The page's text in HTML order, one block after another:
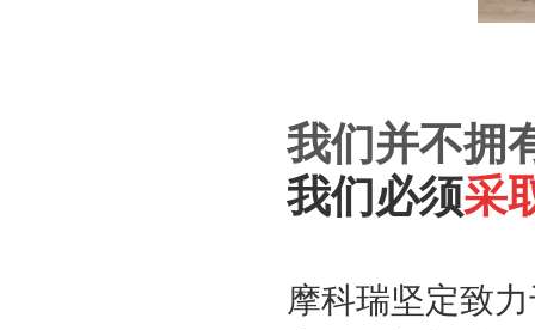
我们并不拥
我们必须采
摩科瑞坚定致